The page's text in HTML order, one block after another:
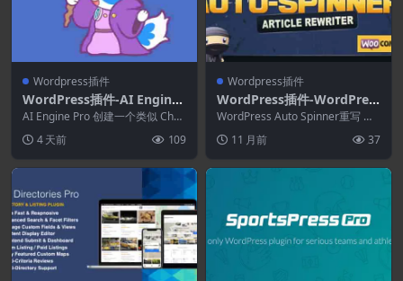
Wordpress插件
WordPress插件-AI Engine
Pro 3.7.0-ChatGPT聊天机器
人.GPT内容生成器
AI Engine Pro 创建一个类似 Chat
4 天前 109
Wordpress插件
WordPress插件-WordPres
s Auto Spinner 3.27.0–文章
重写器
WordPress Auto Spinner重写 Wo
11 月前 37